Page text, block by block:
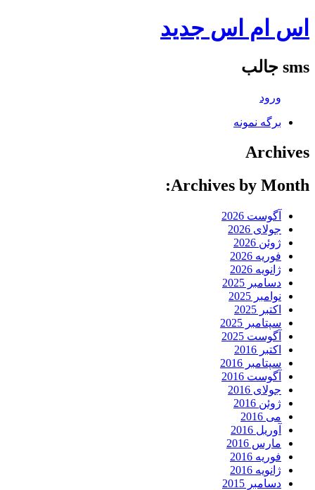
اس ام اس جدید
sms جالب
ورود
برگه نمونه
Archives
Archives by Month:
آگوست 2026
جولای 2026
ژوئن 2026
فوریه 2026
ژانویه 2026
دسامبر 2025
نوامبر 2025
اکتبر 2025
سپتامبر 2025
آگوست 2025
اکتبر 2016
سپتامبر 2016
آگوست 2016
جولای 2016
ژوئن 2016
می 2016
آوریل 2016
مارس 2016
فوریه 2016
ژانویه 2016
دسامبر 2015